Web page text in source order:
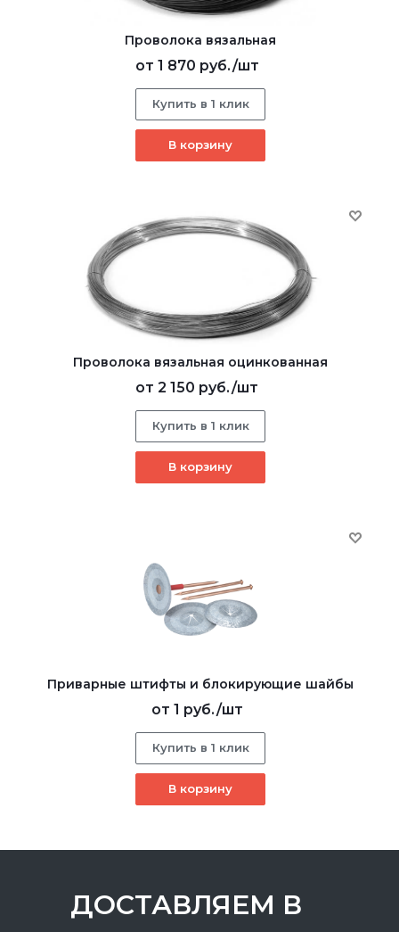
Проволока вязальная
от 1 870 руб./шт
Купить в 1 клик
В корзину
Проволока вязальная оцинкованная
от 2 150 руб./шт
Купить в 1 клик
В корзину
Приварные штифты и блокирующие шайбы
от 1 руб./шт
Купить в 1 клик
В корзину
ДОСТАВЛЯЕМ В